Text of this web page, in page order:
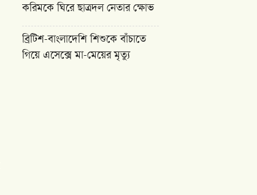
করিমকে ঘিরে ছাত্রদল নেতার ক্ষোভ
ব্রিটিশ-বাংলাদেশি শিশুকে বাঁচাতে
গিয়ে এসেক্সে মা-মেয়ের মৃত্যু